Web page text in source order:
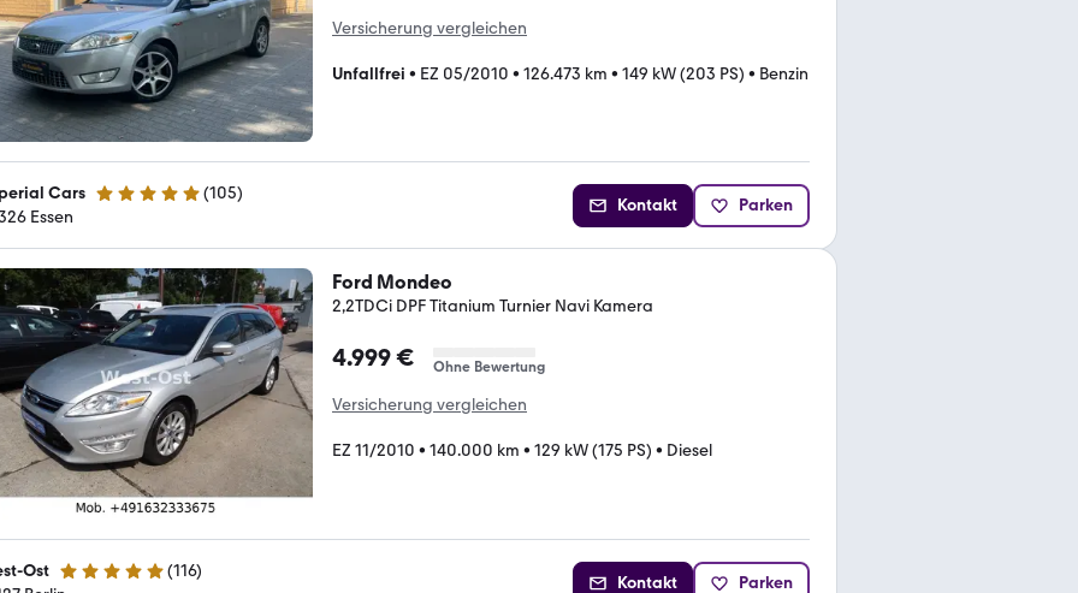
Versicherung vergleichen
Unfallfrei • EZ 05/2010 • 126.473 km • 149 kW (203 PS) • Benzin
Cars 5 Sterne (105)
Essen
Kontakt Parken
Ford Mondeo
2,2TDCi DPF Titanium Turnier Navi Kamera
4.999 € Ohne Bewertung
Versicherung vergleichen
EZ 11/2010 • 140.000 km • 129 kW (175 PS) • Diesel
Ost 5 Sterne (116)
Kontakt Parken